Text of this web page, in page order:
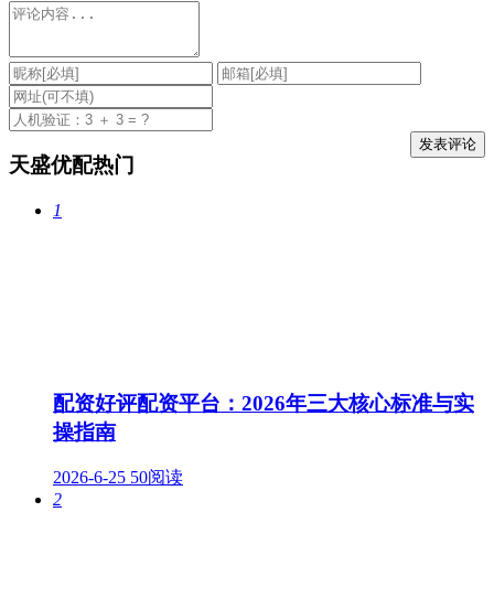
天盛优配热门
1
配资好评配资平台：2026年三大核心标准与实
操指南
2026-6-25 50阅读
2